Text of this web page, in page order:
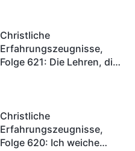
Christliche
Erfahrungszeugnisse,
Folge 621: Die Lehren, die
Christliche
Erfahrungszeugnisse,
Folge 620: Ich weiche